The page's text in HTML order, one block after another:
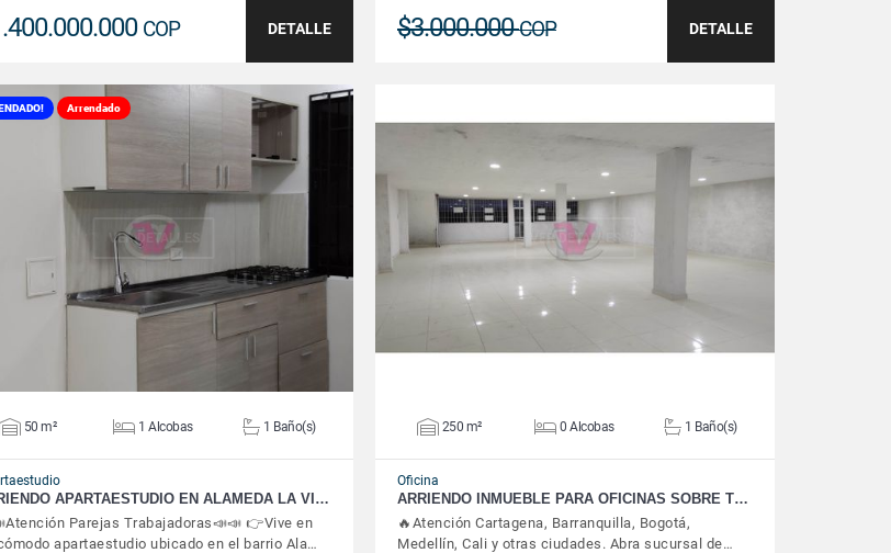
COP DETALLE $3.000.000COP DETALLE
Arrendado
VER DETALLES
50 m² 1 Alcobas 1 Baño(s)
APARTAESTUDIO EN ALAMEDA LA VI…
Parejas Trabajadoras📣📣 👉Vive en
apartaestudio ubicado en el barrio Ala…
VER DETALLES
250 m² 0 Alcobas 1 Baño(s)
Oficina
ARRIENDO INMUEBLE PARA OFICINAS SOBRE T…
🔥Atención Cartagena, Barranquilla, Bogotá,
Medellín, Cali y otras ciudades. Abra sucursal de…